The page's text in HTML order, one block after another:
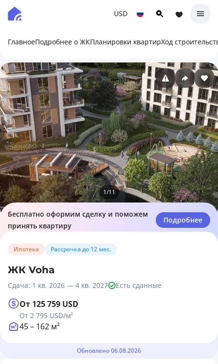
USD
ГлавноеПодробнее о ЖКПланировки квартирХод
1/11
Бесплатно оформим сделку и поможем
принять квартиру
Подробнее
Ипотека Рассрочка до 12 мес.
ЖК Voha
Сдача: 1 кв. 2026 — 4 кв. 2027 Есть сданные
От 125 759 USD
От 2 795 USD/м²
45 – 162 м²
Обновлено 06.08.2026